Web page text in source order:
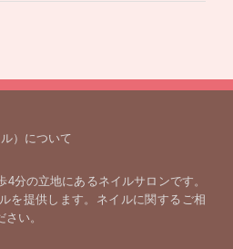
）について
分の立地にあるネイルサロンです。
を提供します。ネイルに関するご相
い。